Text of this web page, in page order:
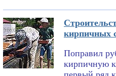
кирпичных
Поправил
кирпичную